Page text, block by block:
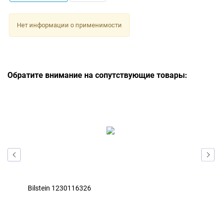
Нет информации о применимости
Обратите внимание на сопутствующие товары:
Bilstein 1230116326